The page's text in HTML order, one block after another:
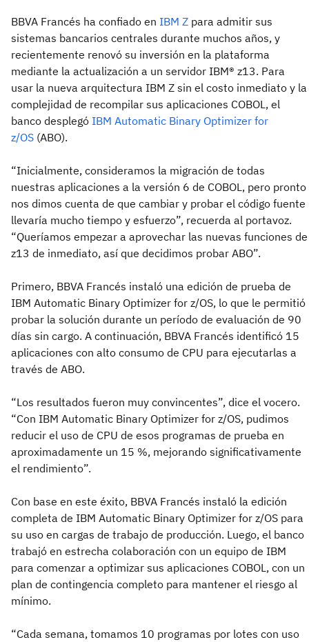
BBVA Francés ha confiado en IBM Z para admitir sus
sistemas bancarios centrales durante muchos años, y
recientemente renovó su inversión en la plataforma
mediante la actualización a un servidor IBM® z13. Para
usar la nueva arquitectura IBM Z sin el costo inmediato y la
complejidad de recompilar sus aplicaciones COBOL, el
banco desplegó IBM Automatic Binary Optimizer for
z/OS (ABO).
“Inicialmente, consideramos la migración de todas
nuestras aplicaciones a la versión 6 de COBOL, pero pronto
nos dimos cuenta de que cambiar y probar el código fuente
llevaría mucho tiempo y esfuerzo”, recuerda al portavoz.
“Queríamos empezar a aprovechar las nuevas funciones de
z13 de inmediato, así que decidimos probar ABO”.
Primero, BBVA Francés instaló una edición de prueba de
IBM Automatic Binary Optimizer for z/OS, lo que le permitió
probar la solución durante un período de evaluación de 90
días sin cargo. A continuación, BBVA Francés identificó 15
aplicaciones con alto consumo de CPU para ejecutarlas a
través de ABO.
“Los resultados fueron muy convincentes”, dice el vocero.
“Con IBM Automatic Binary Optimizer for z/OS, pudimos
reducir el uso de CPU de esos programas de prueba en
aproximadamente un 15 %, mejorando significativamente
el rendimiento”.
Con base en este éxito, BBVA Francés instaló la edición
completa de IBM Automatic Binary Optimizer for z/OS para
su uso en cargas de trabajo de producción. Luego, el banco
trabajó en estrecha colaboración con un equipo de IBM
para comenzar a optimizar sus aplicaciones COBOL, con un
plan de contingencia completo para mantener el riesgo al
mínimo.
“Cada semana, tomamos 10 programas por lotes con uso